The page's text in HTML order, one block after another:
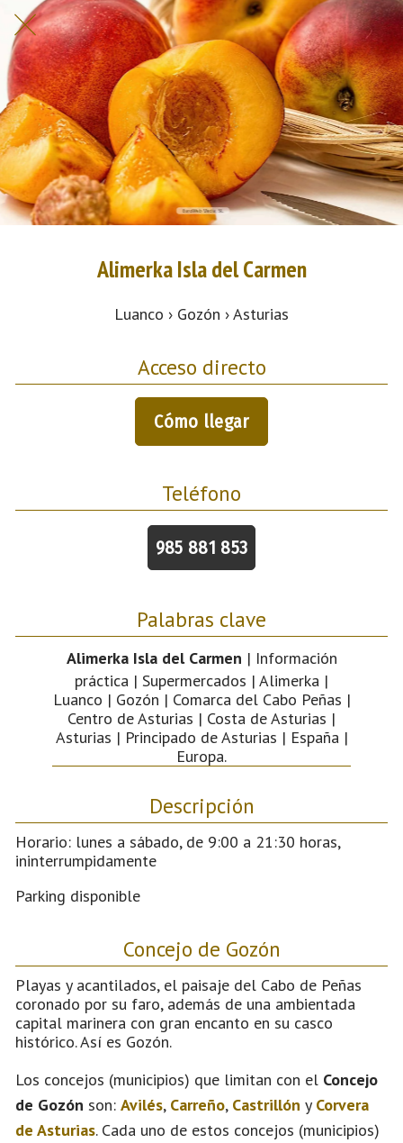
Alimerka Isla del Carmen
Luanco › Gozón › Asturias
Acceso directo
Cómo llegar
Teléfono
985 881 853
Palabras clave
Alimerka Isla del Carmen | Información
práctica | Supermercados | Alimerka |
Luanco | Gozón | Comarca del Cabo Peñas |
Centro de Asturias | Costa de Asturias |
Asturias | Principado de Asturias | España |
Europa.
Descripción
Horario: lunes a sábado, de 9:00 a 21:30 horas,
ininterrumpidamente
Parking disponible
Concejo de Gozón
Playas y acantilados, el paisaje del Cabo de Peñas
coronado por su faro, además de una ambientada
capital marinera con gran encanto en su casco
histórico. Así es Gozón.
Los concejos (municipios) que limitan con el Concejo
de Gozón son: Avilés, Carreño, Castrillón y Corvera
de Asturias. Cada uno de estos concejos (municipios)